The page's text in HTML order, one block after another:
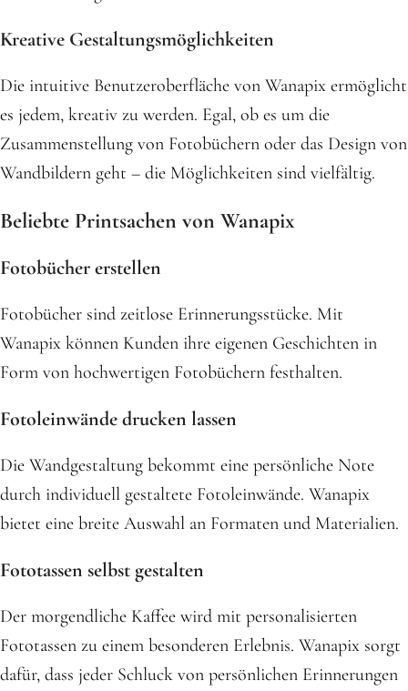
Kreative Gestaltungsmöglichkeiten
Die intuitive Benutzeroberfläche von Wanapix ermöglicht
es jedem, kreativ zu werden. Egal, ob es um die
Zusammenstellung von Fotobüchern oder das Design von
Wandbildern geht – die Möglichkeiten sind vielfältig.
Beliebte Printsachen von Wanapix
Fotobücher erstellen
Fotobücher sind zeitlose Erinnerungsstücke. Mit
Wanapix können Kunden ihre eigenen Geschichten in
Form von hochwertigen Fotobüchern festhalten.
Fotoleinwände drucken lassen
Die Wandgestaltung bekommt eine persönliche Note
durch individuell gestaltete Fotoleinwände. Wanapix
bietet eine breite Auswahl an Formaten und Materialien.
Fototassen selbst gestalten
Der morgendliche Kaffee wird mit personalisierten
Fototassen zu einem besonderen Erlebnis. Wanapix sorgt
dafür, dass jeder Schluck von persönlichen Erinnerungen